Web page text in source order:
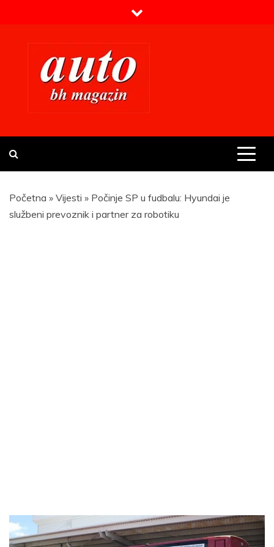
Prvi BH auto magazin
Početna » Vijesti » Počinje SP u fudbalu: Hyundai je
službeni prevoznik i partner za robotiku